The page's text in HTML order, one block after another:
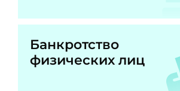
Банкротство
физических лиц